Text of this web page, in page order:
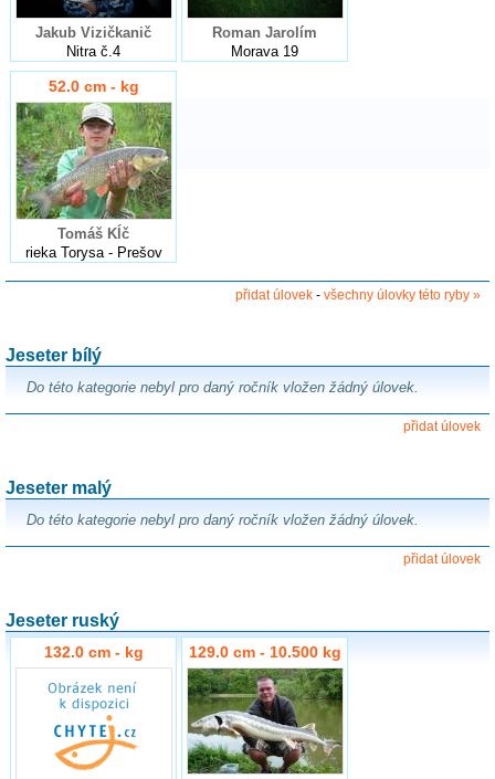
Jakub Vizičkanič
Nitra č.4
Roman Jarolím
Morava 19
52.0 cm - kg
Tomáš Kĺč
rieka Torysa - Prešov
přidat úlovek - všechny úlovky této ryby »
Jeseter bílý
Do této kategorie nebyl pro daný ročník vložen žádný úlovek.
přidat úlovek
Jeseter malý
Do této kategorie nebyl pro daný ročník vložen žádný úlovek.
přidat úlovek
Jeseter ruský
132.0 cm - kg 129.0 cm - 10.500 kg